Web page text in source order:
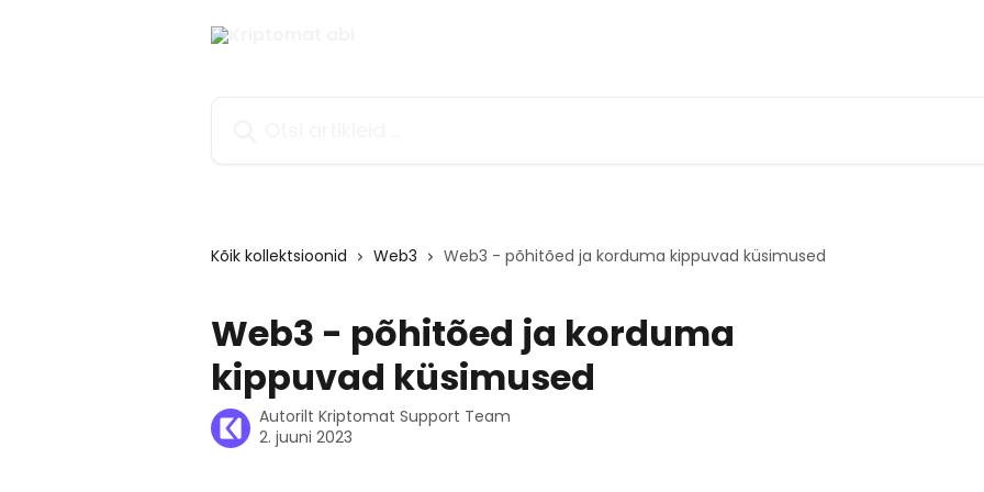
Kõik kollektsioonid Web3 Web3 - põhitõed ja korduma kippuvad küsimused
Web3 - põhitõed ja korduma
kippuvad küsimused
Autorilt Kriptomat Support Team
2. juuni 2023